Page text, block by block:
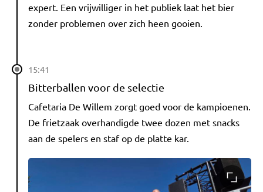
expert. Een vrijwilliger in het publiek laat het bier
zonder problemen over zich heen gooien.
15:41
Bitterballen voor de selectie
Cafetaria De Willem zorgt goed voor de kampioenen.
De frietzaak overhandigde twee dozen met snacks
aan de spelers en staf op de platte kar.